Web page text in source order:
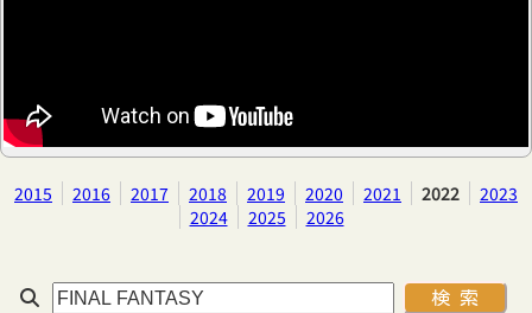
2015 2016 2017 2018 2019 2020 2021 2022
2023
2024
2025 2026